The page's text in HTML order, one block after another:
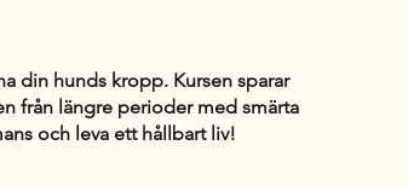
din hunds kropp. Kursen sparar
från längre perioder med smärta
och leva ett hållbart liv!